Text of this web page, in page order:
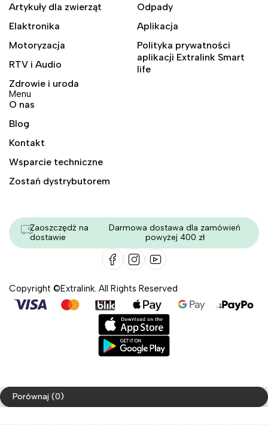
Artykuły dla zwierząt
Elaktronika
Motoryzacja
RTV i Audio
Zdrowie i uroda
Odpady
Aplikacja
Polityka prywatności
aplikacji Extralink Smart
life
Menu
O nas
Blog
Kontakt
Wsparcie techniczne
Zostań dystrybutorem
Zaoszczędź na
dostawie
Darmowa dostawa dla zamówień
powyżej 400 zł
Copyright ©Extralink. All Rights Reserved
Porównaj (0)